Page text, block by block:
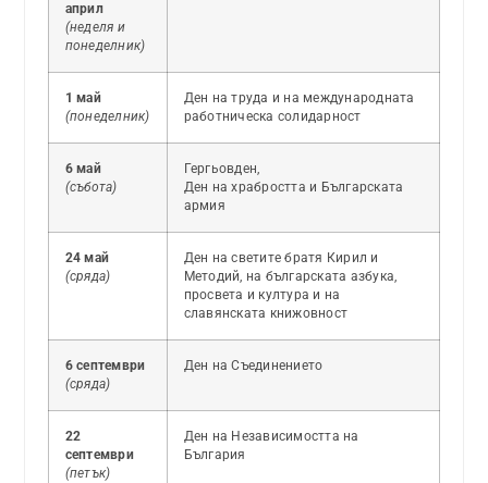
април
(неделя и
понеделник)
1 май
(понеделник)
Ден на труда и на международната
работническа солидарност
6 май
(събота)
Гергьовден,
Ден на храбростта и Българската
армия
24 май
(сряда)
Ден на светите братя Кирил и
Методий, на българската азбука,
просвета и култура и на
славянската книжовност
6 септември
(сряда)
Ден на Съединението
22
септември
(петък)
Ден на Независимостта на
България